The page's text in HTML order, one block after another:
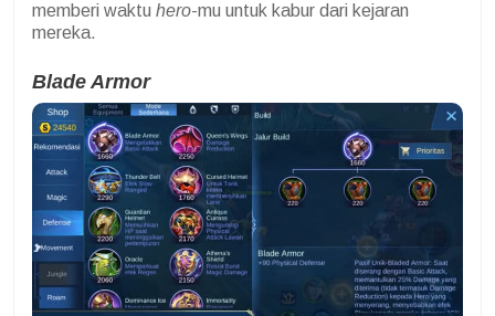
memberi waktu hero-mu untuk kabur dari kejaran
mereka.
Blade Armor